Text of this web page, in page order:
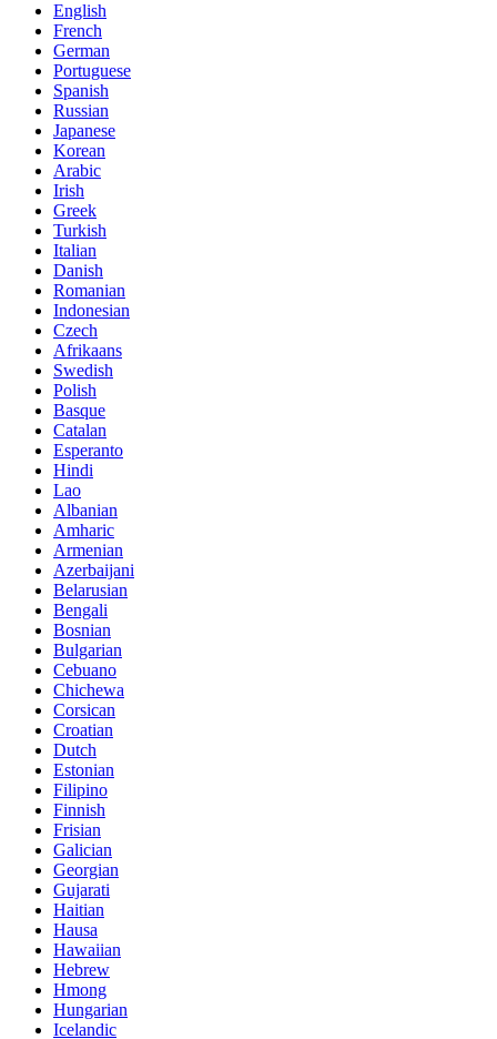
English
French
German
Portuguese
Spanish
Russian
Japanese
Korean
Arabic
Irish
Greek
Turkish
Italian
Danish
Romanian
Indonesian
Czech
Afrikaans
Swedish
Polish
Basque
Catalan
Esperanto
Hindi
Lao
Albanian
Amharic
Armenian
Azerbaijani
Belarusian
Bengali
Bosnian
Bulgarian
Cebuano
Chichewa
Corsican
Croatian
Dutch
Estonian
Filipino
Finnish
Frisian
Galician
Georgian
Gujarati
Haitian
Hausa
Hawaiian
Hebrew
Hmong
Hungarian
Icelandic